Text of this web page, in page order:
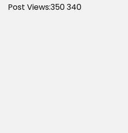
Post Views:350340